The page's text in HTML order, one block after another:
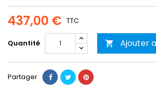
437,00 € TTC
Quantité  Ajouter
Partager